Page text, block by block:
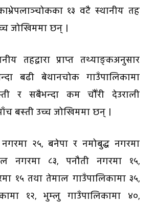
१३ वटै स्थानीय तह
जोखिममा छन् ।
तहद्वारा प्राप्त तथ्याङ्कअनुसार
बढी बेथानचोक गाउँपालिकामा
र सबैभन्दा कम चौँरी देउराली
बस्ती उच्च जोखिममा छन् ।
२५, बनेपा र नमोबुद्ध नगरमा
नगरमा ८३, पनौती नगरमा १५,
१५ तथा तेमाल गाउँपालिकामा ३५,
१२, भुम्लु गाउँपालिकामा ४०,